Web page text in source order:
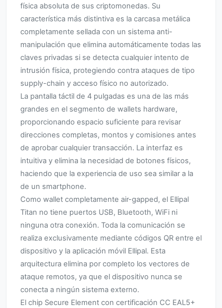
física absoluta de sus criptomonedas. Su
característica más distintiva es la carcasa metálica
completamente sellada con un sistema anti-
manipulación que elimina automáticamente todas las
claves privadas si se detecta cualquier intento de
intrusión física, protegiendo contra ataques de tipo
supply-chain y acceso físico no autorizado.
La pantalla táctil de 4 pulgadas es una de las más
grandes en el segmento de wallets hardware,
proporcionando espacio suficiente para revisar
direcciones completas, montos y comisiones antes
de aprobar cualquier transacción. La interfaz es
intuitiva y elimina la necesidad de botones físicos,
haciendo que la experiencia de uso sea similar a la
de un smartphone.
Como wallet completamente air-gapped, el Ellipal
Titan no tiene puertos USB, Bluetooth, WiFi ni
ninguna otra conexión. Toda la comunicación se
realiza exclusivamente mediante códigos QR entre el
dispositivo y la aplicación móvil Ellipal. Esta
arquitectura elimina por completo los vectores de
ataque remotos, ya que el dispositivo nunca se
conecta a ningún sistema externo.
El chip Secure Element con certificación CC EAL5+